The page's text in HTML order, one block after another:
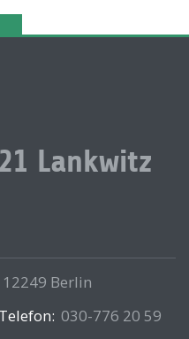
Lankwitz
Berlin
Telefon: 030-776 20 59